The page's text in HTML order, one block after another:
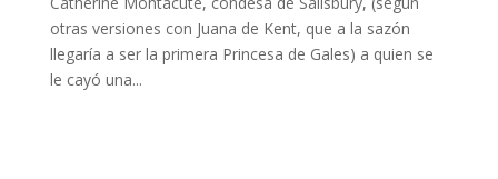
otras versiones con Juana de Kent, que a la sazón
llegaría a ser la primera Princesa de Gales) a quien se
le cayó una...